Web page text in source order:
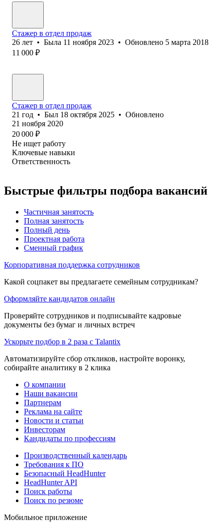
Стажер в отдел продаж
26 лет • Была 11 ноября 2023 • Обновлено 5 марта 2018
11 000 ₽
Стажер в отдел продаж
21 год • Был 18 октября 2025 • Обновлено
21 ноября 2020
20 000 ₽
Не ищет работу
Ключевые навыки
Ответственность
Быстрые фильтры подбора вакансий
Частичная занятость
Полная занятость
Полный день
Проектная работа
Сменный график
Корпоративная поддержка сотрудников
Какой соцпакет вы предлагаете семейным сотрудникам?
Оформляйте кандидатов онлайн
Проверяйте сотрудников и подписывайте кадровые
документы без бумаг и личных встреч
Ускорьте подбор в 2 раза с Talantix
Автоматизируйте сбор откликов, настройте воронку,
собирайте аналитику в 2 клика
О компании
Наши вакансии
Партнерам
Реклама на сайте
Новости и статьи
Инвесторам
Кандидаты по профессиям
Производственный календарь
Требования к ПО
Безопасный HeadHunter
HeadHunter API
Поиск работы
Поиск по резюме
Мобильное приложение